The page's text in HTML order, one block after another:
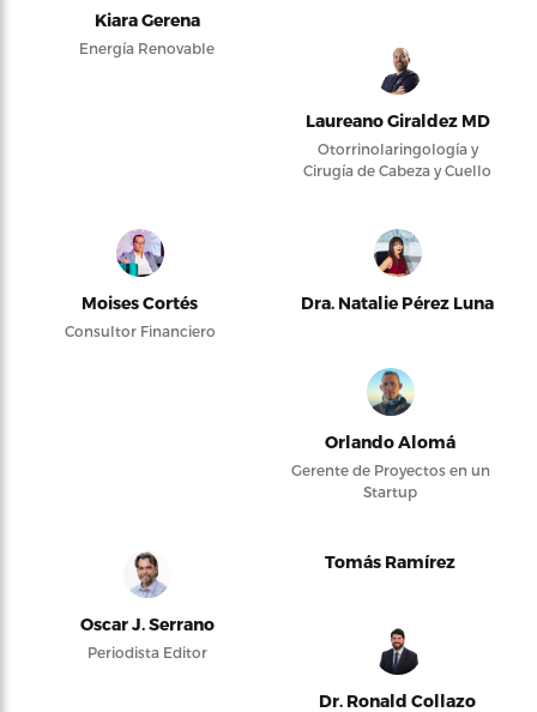
Kiara Gerena
Energía Renovable
Laureano Giraldez MD
Otorrinolaringología y
Cirugía de Cabeza y Cuello
Moises Cortés
Consultor Financiero
Dra. Natalie Pérez Luna
Orlando Alomá
Gerente de Proyectos en un
Startup
Oscar J. Serrano
Periodista Editor
Tomás Ramírez
Dr. Ronald Collazo